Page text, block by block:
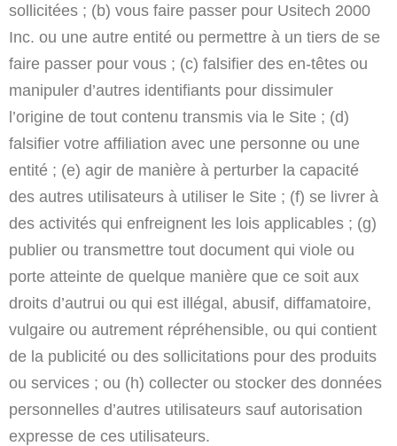
sollicitées ; (b) vous faire passer pour Usitech 2000
Inc. ou une autre entité ou permettre à un tiers de se
faire passer pour vous ; (c) falsifier des en-têtes ou
manipuler d’autres identifiants pour dissimuler
l’origine de tout contenu transmis via le Site ; (d)
falsifier votre affiliation avec une personne ou une
entité ; (e) agir de manière à perturber la capacité
des autres utilisateurs à utiliser le Site ; (f) se livrer à
des activités qui enfreignent les lois applicables ; (g)
publier ou transmettre tout document qui viole ou
porte atteinte de quelque manière que ce soit aux
droits d’autrui ou qui est illégal, abusif, diffamatoire,
vulgaire ou autrement répréhensible, ou qui contient
de la publicité ou des sollicitations pour des produits
ou services ; ou (h) collecter ou stocker des données
personnelles d’autres utilisateurs sauf autorisation
expresse de ces utilisateurs.